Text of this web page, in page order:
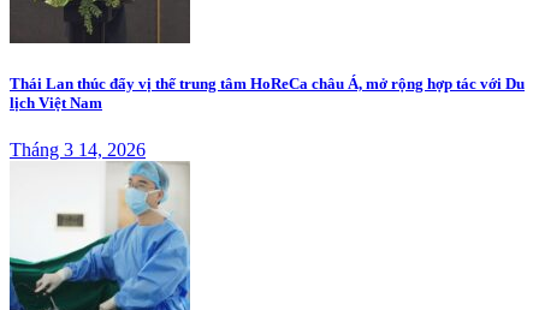
Thái Lan thúc đẩy vị thế trung tâm HoReCa châu Á, mở rộng hợp tác với Du
lịch Việt Nam
Tháng 3 14, 2026